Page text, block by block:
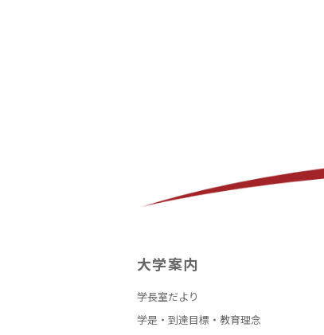
大学案内
学長室だより
学是・到達目標・教育理念